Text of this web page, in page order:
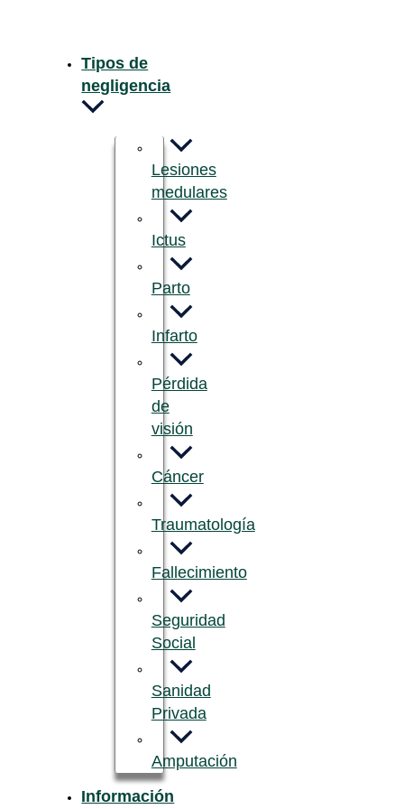
Tipos de
negligencia
Lesiones
medulares
Ictus
Parto
Infarto
Pérdida
de
visión
Cáncer
Traumatología
Fallecimiento
Seguridad
Social
Sanidad
Privada
Amputación
Información